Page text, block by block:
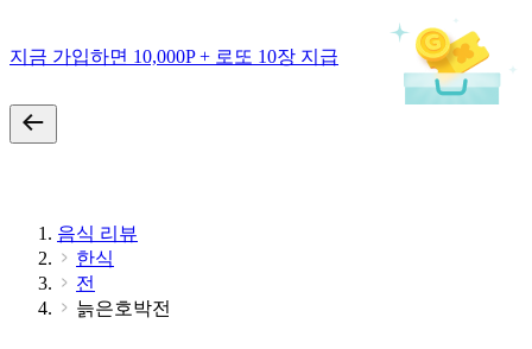
지금 가입하면 10,000P + 로또 10장 지급
음식 리뷰
한식
전
늙은호박전